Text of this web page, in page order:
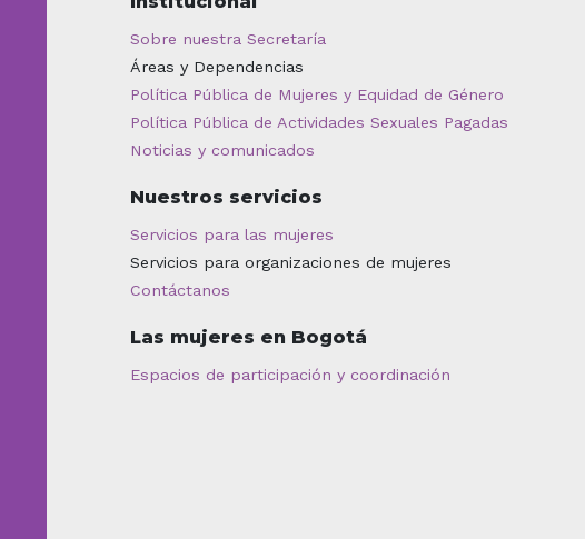
Sobre nuestra Secretaría
Áreas y Dependencias
Política Pública de Mujeres y Equidad de Género
Política Pública de Actividades Sexuales Pagadas
Noticias y comunicados
Nuestros servicios
Servicios para las mujeres
Servicios para organizaciones de mujeres
Contáctanos
Las mujeres en Bogotá
Espacios de participación y coordinación